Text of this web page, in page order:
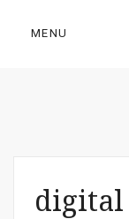
MENU